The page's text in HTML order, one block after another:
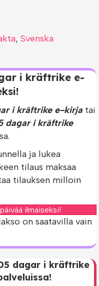
i kräftrike e-
i kräftrike e-kirja tai
dagar i kräftrike
ja lukea
tilaus maksaa
tilauksen milloin
ilmaiseksi!
on saatavilla vain
, Svenska
dagar i kräftrike